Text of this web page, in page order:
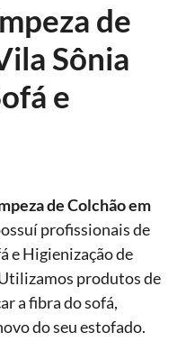
de
Sônia
e
de Colchão em
profissionais de
e Higienização de
produtos de
a fibra do sofá,
do seu estofado.